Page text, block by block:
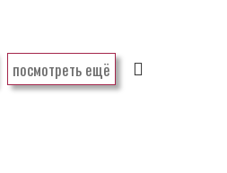
посмотреть ещё